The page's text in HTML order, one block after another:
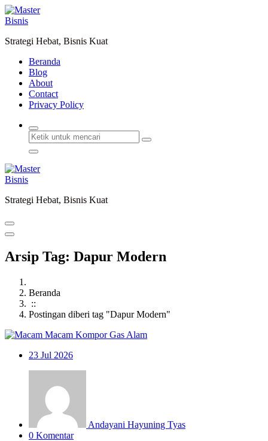
Lewati
ke
Strategi Hebat, Bisnis Kuat
Beranda
Blog
About
Contact
Privacy Policy
Strategi Hebat, Bisnis Kuat
Arsip Tag: Dapur Modern
Beranda
::
Postingan diberi tag "Dapur Modern"
23 Jul 2026
Andayani Hayuning Tyas
0 Komentar